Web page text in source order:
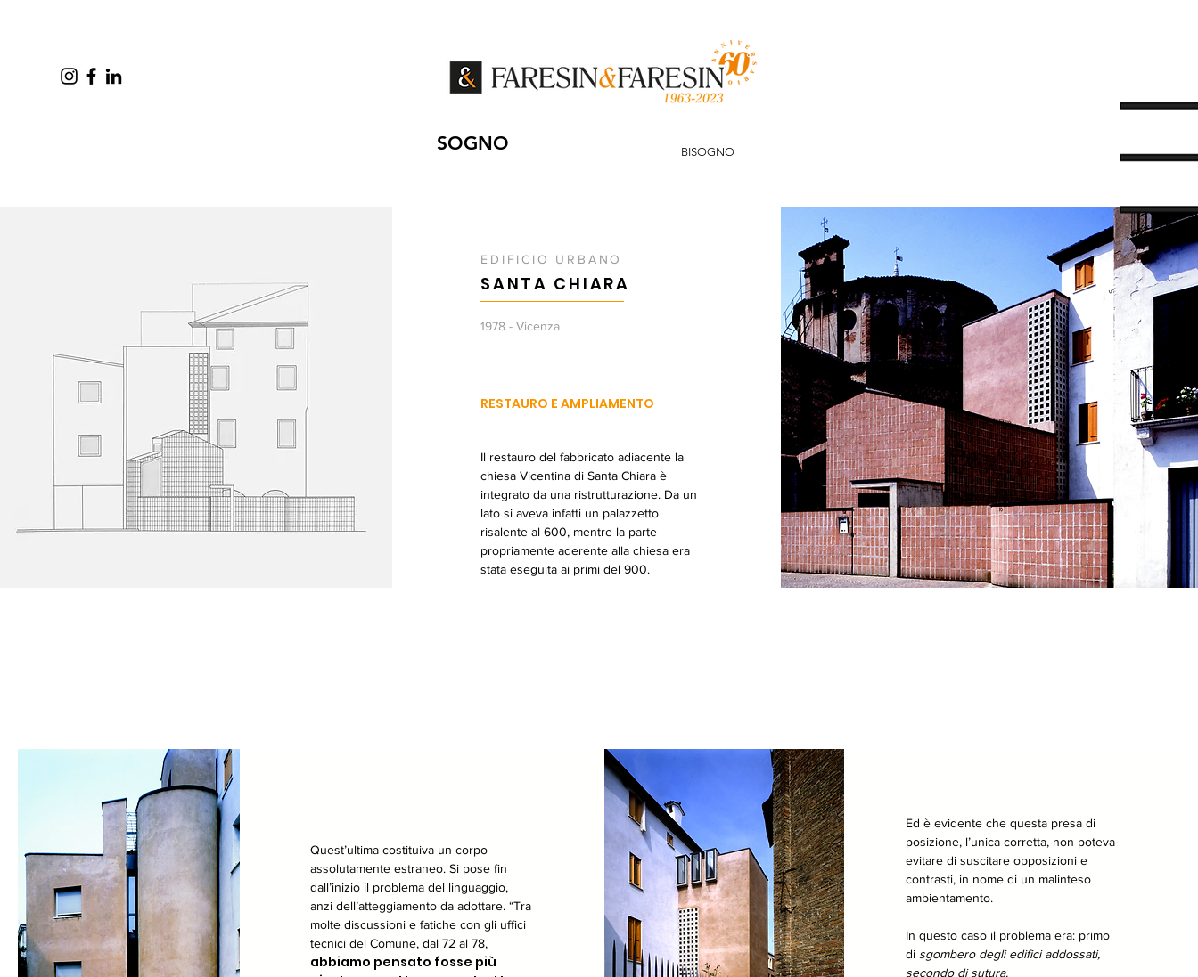
SOGNO BISOGNO
EDIFICIO URBANO
SANTA CHIARA
1978 - Vicenza
RESTAURO E AMPLIAMENTO
Il restauro del fabbricato adiacente la
chiesa Vicentina di Santa Chiara è
integrato da una ristrutturazione. Da un
lato si aveva infatti un palazzetto
risalente al 600, mentre la parte
propriamente aderente alla chiesa era
stata eseguita ai primi del 900.
Quest’ultima costituiva un corpo
assolutamente estraneo. Si pose fin
dall’inizio il problema del linguaggio,
anzi dell’atteggiamento da adottare. “Tra
molte discussioni e fatiche con gli uffici
tecnici del Comune, dal 72 al 78,
abbiamo pensato fosse più
Ed è evidente che questa presa di
posizione, l’unica corretta, non poteva
evitare di suscitare opposizioni e
contrasti, in nome di un malinteso
ambientamento.
In questo caso il problema era: primo
di sgombero degli edifici addossati,
secondo di sutura.